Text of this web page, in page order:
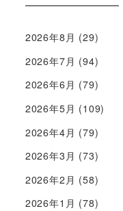
2026年8月 (29)
2026年7月 (94)
2026年6月 (79)
2026年5月 (109)
2026年4月 (79)
2026年3月 (73)
2026年2月 (58)
2026年1月 (78)